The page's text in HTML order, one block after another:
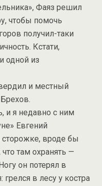
Фаяз решил
чтобы помочь
получил-таки
Кстати,
одной из
и местный
и я недавно с ним
Евгений
вроде бы
что там охранять —
он потерял в
грелся в лесу у костра